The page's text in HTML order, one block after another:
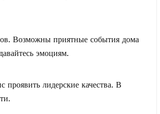
Возможны приятные события дома
эмоциям.
проявить лидерские качества. В